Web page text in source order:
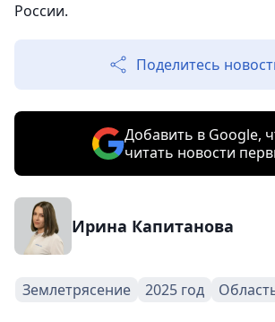
России.
Поделитесь
Добавить в Google,
читать новости
Ирина Капитанова
Землетрясение 2025 год